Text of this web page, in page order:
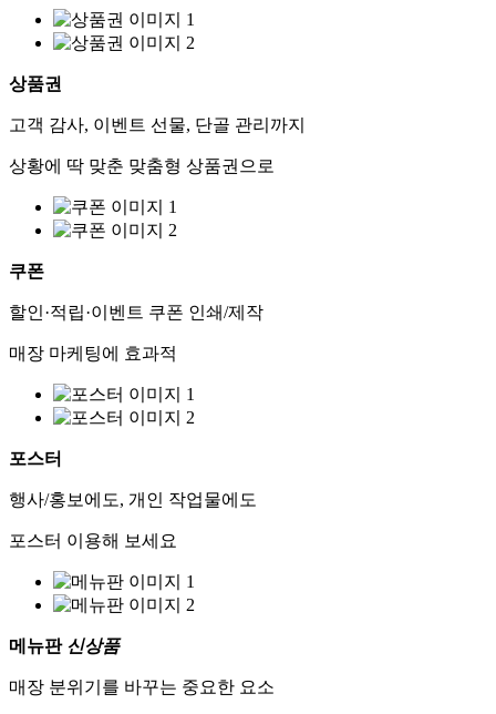
상품권
고객 감사, 이벤트 선물, 단골 관리까지
상황에 딱 맞춘 맞춤형 상품권으로
쿠폰
할인·적립·이벤트 쿠폰 인쇄/제작
매장 마케팅에 효과적
포스터
행사/홍보에도, 개인 작업물에도
포스터 이용해 보세요
메뉴판 신상품
매장 분위기를 바꾸는 중요한 요소